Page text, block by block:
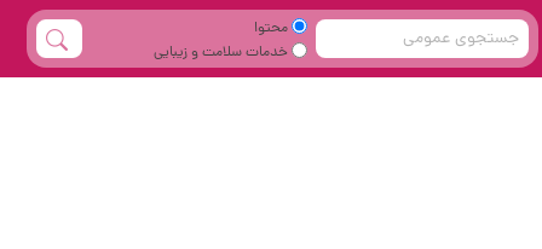
محتوا
خدمات سلامت و زیبایی